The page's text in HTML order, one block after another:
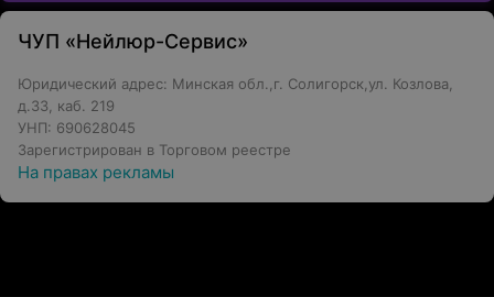
ЧУП «Нейлюр-Сервис»
Юридический адрес: Минская обл.,г. Солигорск,ул. Козлова,
д.33, каб. 219
УНП: 690628045
Зарегистрирован в Торговом реестре
На правах рекламы